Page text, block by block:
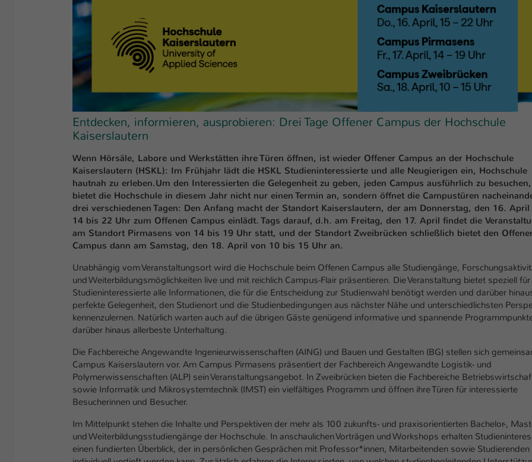
Entdecken, informieren, ausprobieren: Drei Tage Offener Campus der Hochschule
Kaiserslautern
Wenn Hörsäle, Labore und Werkstätten ihre Türen öffnen, ist wieder Offener Campus an der Hochschule
Kaiserslautern (HSKL): Im Frühjahr lädt die HSKL Studieninteressierte und alle Neugierigen ein, Hochschule
hautnah zu erleben.Um den Interessierten die Gelegenheit zu geben, jeden Campus ausführlich zu besuchen,
bietet die Hochschule in diesem Jahr nicht nur einen Termin an, sondern öffnet die Campustüren
drei verschiedenen Tagen: Den Anfang macht der Standort Kaiserslautern, der am Donnerstag, den 16. April
14 bis 22 Uhr zum Offenen Campus einlädt. Tags darauf, d.h. am Freitag, den 17. April findet die
am Standort Pirmasens von 14 bis 19 Uhr statt, und der Standort Zweibrücken schließlich bietet den
Campus dann am Samstag, den 18. April von 10 bis 15 Uhr an.
Unabhängig vom Veranstaltungsort wird die Hochschule beim Offenen Campus alle Studiengänge,
und Weiterbildungsmöglichkeiten live und mit reichlich Campus-Flair präsentieren. Die Veranstaltung bietet speziell für
Studieninteressierte alle Informationen, die für die Entscheidung zur Studienwahl benötigt werden und darüber
perfekte Gelegenheit, den Studienort und die Studienbedingungen aus nächster Nähe und unterschiedlichsten
kennenzulernen. Natürlich warten auch auf die übrigen Gäste genügend informative und spannende
darüber hinaus allerbeste Unterhaltung.
Die Fachbereiche Angewandte Ingenieurwissenschaften (AING) und Bauen und Gestalten (BG) stellen sich
Campus Kaiserslautern vor. Am Campus Pirmasens präsentiert der Fachbereich Angewandte Logistik- und
Polymerwissenschaften (ALP) sein Veranstaltungsangebot. In Zweibrücken bieten die Fachbereiche
sowie Informatik und Mikrosystemtechnik (IMST) ein vielfältiges Programm und öffnen ihre Türen für interessierte
Besucherinnen und Besucher.
Im Mittelpunkt stehen die Inhalte und Perspektiven der mehr als 100 zukunfts- und praxisorientierten Bachelor-,
und Weiterbildungsstudiengänge der Hochschule. In anschaulichen Vorträgen und Workshops erhalten
einen fundierten Überblick, der in persönlichen Gesprächen mit Professor*innen, Mitarbeitenden sowie Studierenden
cookie_optin
Zweck
Dieses Cookie wird verwendet, um Ihre Cookie-
Einstellungen für diese Website zu speichern.
Name SgCookieOptin.lastPreferences
Anbieter TYPO3
Laufzeit 1 Jahr
Dieser Wert speichert Ihre Consent-
Ihrer vorgenommen Einstellungen, falls der
Webseiten-Betreiber dies eingestellt hat.
Name fe_typo_user / PHPSESSID
Anbieter TYPO3
Laufzeit 1 Woche
Zweck
Logins die Session-ID. So kann der eingeloggte
Benutzer wiedererkannt werden und es wird
ihm Zugang zu geschützten Bereichen gewährt.
Cookie-Informationen anzeigen
Diese Cookies werden verwendet um das Nutzungsverhalten der
Besucher auf der Website nachzuverfolgen. Die erhobenen Daten
werden anonymisiert und ausschließlich für interne Zwecke
verwendet.
Anbieter Hochschule Kaiserslautern
Laufzeit 7 Tage
Zweck
Cookie von Matomo für Website-Analysen.
Erzeugt statistische Daten darüber, wie der
Besucher die Website nutzt.
Externe Inhalte
Wir verwenden auf unserer Website externe Inhalte (Youtube,
Vimeo, Issuu), um Ihnen zusätzliche Informationen anzubieten.